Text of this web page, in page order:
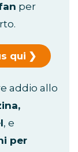
per
qui
addio allo
, e
per